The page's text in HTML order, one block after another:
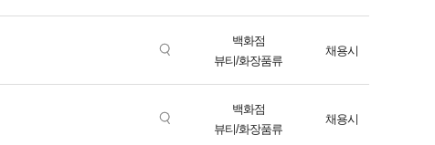
백화점
뷰티/화장품류
채용시
백화점
뷰티/화장품류
채용시